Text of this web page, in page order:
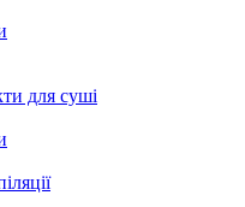
для суші